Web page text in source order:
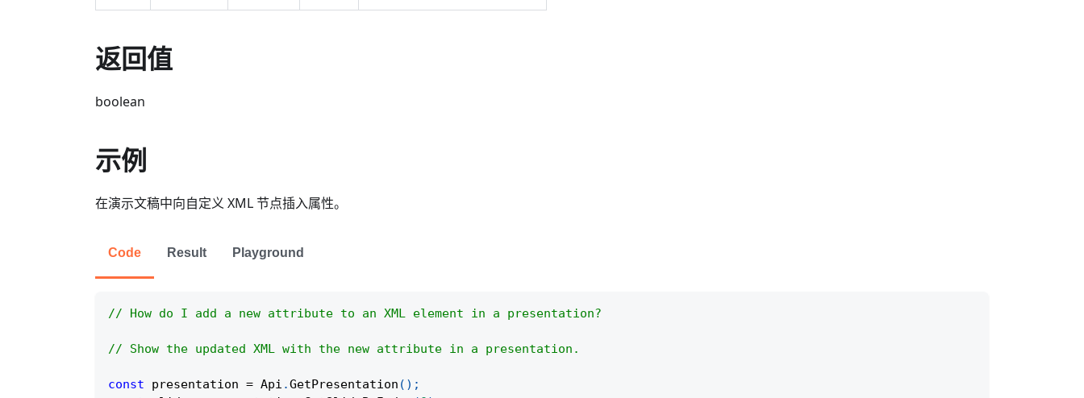
返回值
boolean
示例
在演示文稿中向自定义 XML 节点插入属性。
Code Result Playground
// How do I add a new attribute to an XML element in a presentation?
// Show the updated XML with the new attribute in a presentation.
const presentation = Api .GetPresentation ( ) ;